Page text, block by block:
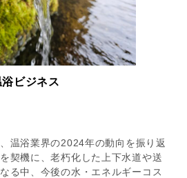
ビジネス
温浴業界の2024年の動向を振り返
契機に、老朽化した上下水道や送
る中、今後の水・エネルギーコス